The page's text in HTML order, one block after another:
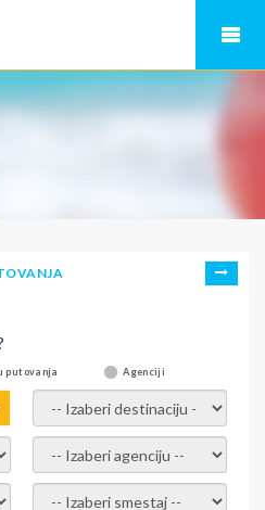
putovanja Agenciji
- izaberi destinaciju -
- izaberi agenciju -
- Izaberite smestaj -